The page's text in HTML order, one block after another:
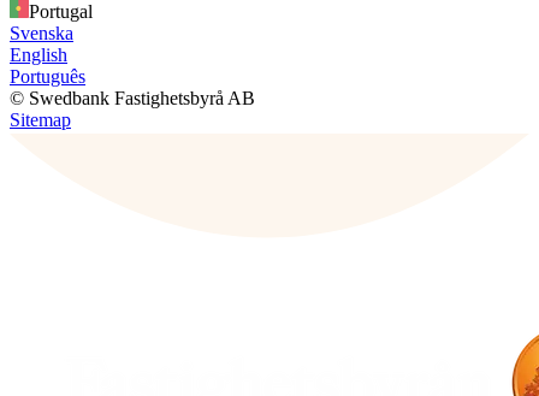
Portugal
Svenska
English
Português
© Swedbank Fastighetsbyrå AB
Sitemap